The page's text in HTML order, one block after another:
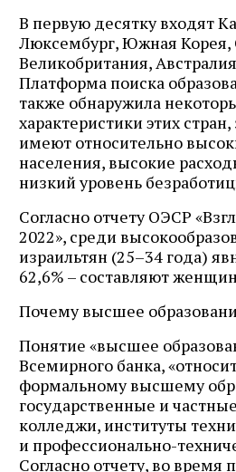
В первую десятку входят
Люксембург, Южная
Великобритания,
Платформа поиска
также обнаружила
характеристики этих
имеют относительно
населения, высокие
низкий уровень
Согласно отчету ОЭСР
2022», среди
израильтян (25–34 года)
62,6% – составляют
Почему высшее
Понятие «высшее
Всемирного банка,
формальному высшему
государственные и
колледжи, институты
и профессионально-
Согласно отчету, во